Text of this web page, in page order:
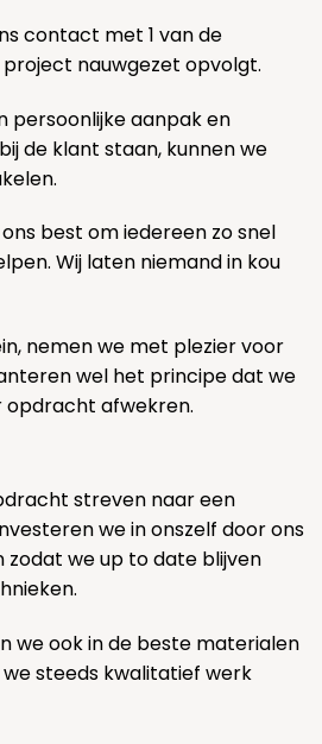
contact met 1 van de
nauwgezet opvolgt.
persoonlijke aanpak en
de klant staan, kunnen we
best om iedereen zo snel
Wij laten niemand in kou
nemen we met plezier voor
wel het principe dat we
afwekren.
streven naar een
we in onszelf door ons
zodat we up to date blijven
we ook in de beste materialen
steeds kwalitatief werk